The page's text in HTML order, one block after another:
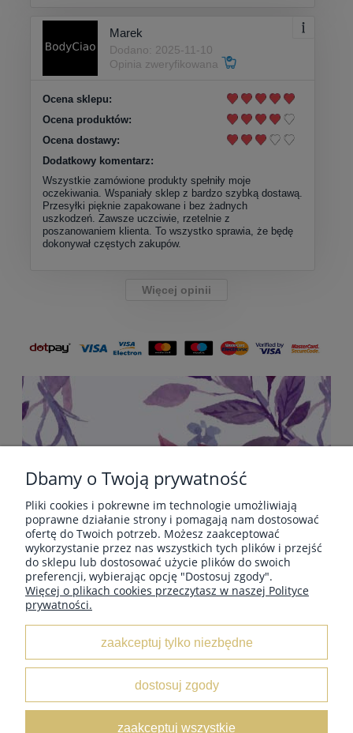
Marek
Dodano: 2025-11-10
Opinia zweryfikowana
Ocena sklepu:
Ocena produktów:
Ocena dostawy:
Dodatkowy komentarz:
Wszystkie zamówione produkty spełniły moje
oczekiwania. Wspaniały sklep z bardzo szybką dostawą.
Przesyłki pięknie zapakowane i bez żadnych
uszkodzeń. Zawsze uczciwie, rzetelnie z
poszanowaniem klienta. To wszystko sprawia, że będę
dokonywał częstych zakupów.
Więcej opinii
POMOC
PŁATNOŚCI I DOSTAWA
INFORMACJE
KOLEKCJE
Dbamy o Twoją prywatność
Pliki cookies i pokrewne im technologie umożliwiają
poprawne działanie strony i pomagają nam dostosować
ofertę do Twoich potrzeb. Możesz zaakceptować
wykorzystanie przez nas wszystkich tych plików i przejść
do sklepu lub dostosować użycie plików do swoich
preferencji, wybierając opcję "Dostosuj zgody".
Więcej o plikach cookies przeczytasz w naszej Polityce
prywatności.
zaakceptuj tylko niezbędne
dostosuj zgody
zaakceptuj wszystkie